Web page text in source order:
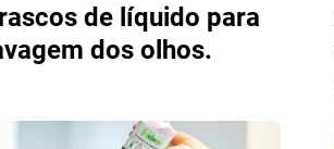
de líquido para
dos olhos.